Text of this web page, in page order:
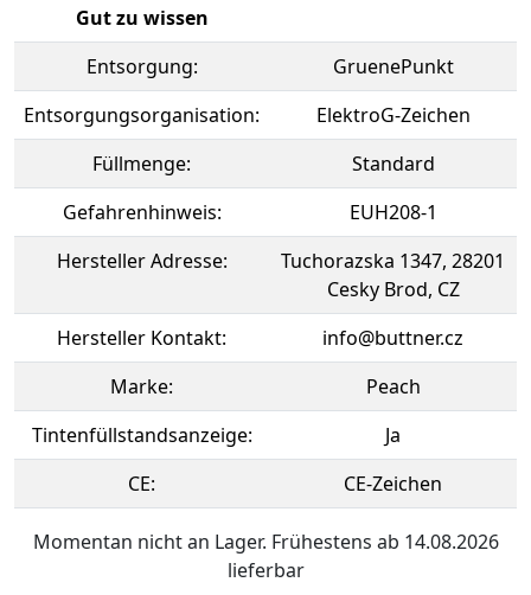
Gut zu wissen
Entsorgung:
GruenePunkt
Entsorgungsorganisation:
ElektroG-Zeichen
Füllmenge:
Standard
Gefahrenhinweis:
EUH208-1
Hersteller Adresse:
Tuchorazska 1347, 28201
Cesky Brod, CZ
Hersteller Kontakt:
info@buttner.cz
Marke:
Peach
Tintenfüllstandsanzeige:
Ja
CE:
CE-Zeichen
Momentan nicht an Lager. Frühestens ab 14.08.2026
lieferbar